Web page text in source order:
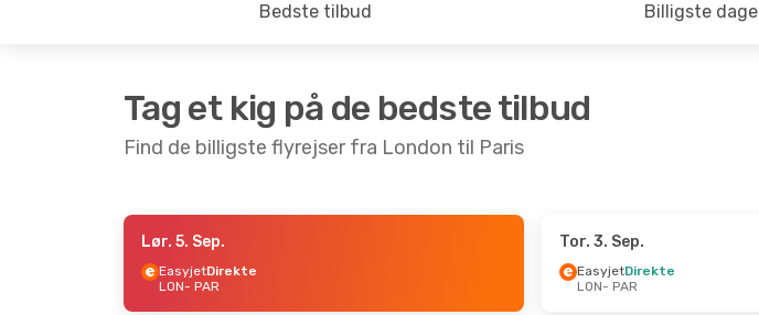
Bedste tilbud Billigste dage
Tag et kig på de bedste tilbud
Find de billigste flyrejser fra London til Paris
- Man. 14. Sep. - Man. 28. Sep.
Lør. 5. Sep.
EasyjetDirekte
LON- PAR
Tor. 3. Sep.
EasyjetDirekte
LON- PAR